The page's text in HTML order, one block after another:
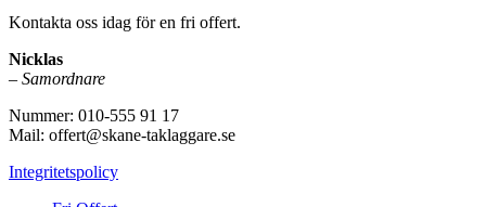
Kontakta oss idag för en fri offert.
Nicklas
– Samordnare
Nummer: 010-555 91 17
Mail: offert@skane-taklaggare.se
Integritetspolicy